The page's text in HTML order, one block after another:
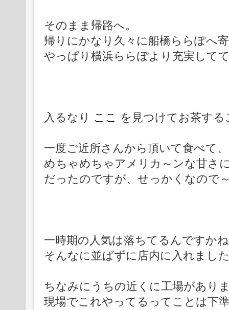
そのまま帰路へ。
帰りにかなり久々に船橋ららぽへ
やっぱり横浜ららぽより充実して
入るなり ここ を見つけてお茶する
一度ご近所さんから頂いて食べて
めちゃめちゃアメリカ～ンな甘さ
だったのですが、せっかくなので
一時期の人気は落ちてるんですか
そんなに並ばずに店内に入れまし
ちなみにうちの近くに工場があり
現場でこれやってるってことは下